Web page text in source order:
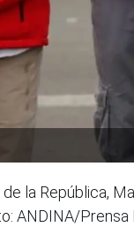
la República,
ANDINA/